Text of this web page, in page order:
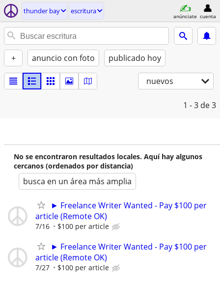
thunder bay escritura
anúnciate cuenta
+ anuncio con foto publicado hoy
nuevos
1 - 3 de 3
No se encontraron resultados locales. Aquí hay algunos
cercanos (ordenados por distancia)
busca en un área más amplia
► Freelance Writer Wanted - Pay $100 per
article (Remote OK)
7/16 $100 per article
► Freelance Writer Wanted - Pay $100 per
article (Remote OK)
7/27 $100 per article